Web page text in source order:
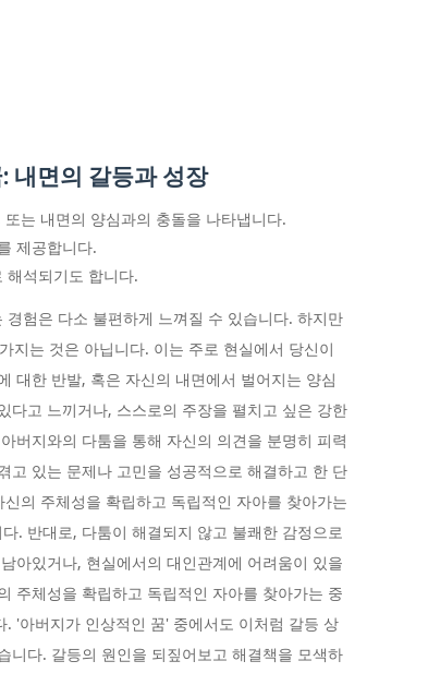
내면의 갈등과 성장
는 내면의 양심과의 충돌을 나타냅니다.
제공합니다.
해석되기도 합니다.
험은 다소 불편하게 느껴질 수 있습니다. 하지만
지는 것은 아닙니다. 이는 주로 현실에서 당신이
대한 반발, 혹은 자신의 내면에서 벌어지는 양심
다고 느끼거나, 스스로의 주장을 펼치고 싶은 강한
버지와의 다툼을 통해 자신의 의견을 분명히 피력
고 있는 문제나 고민을 성공적으로 해결하고 한 단
의 주체성을 확립하고 독립적인 자아를 찾아가는
. 반대로, 다툼이 해결되지 않고 불쾌한 감정으로
아있거나, 현실에서의 대인관계에 어려움이 있을
주체성을 확립하고 독립적인 자아를 찾아가는 중
'아버지가 인상적인 꿈' 중에서도 이처럼 갈등 상
니다. 갈등의 원인을 되짚어보고 해결책을 모색하